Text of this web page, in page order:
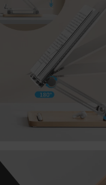
訂單付款後兩個工作天內
牌商品依配合廠商規範，
的訂單」內查詢訂單出貨狀
間依配合的物流商做安排，
兩個工作天內送達。
品頁面上的出貨時間安排，
後情況發生。
服務